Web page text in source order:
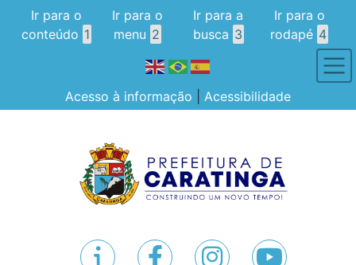
Ir para o
conteúdo 1
Ir para o
menu 2
Ir para a
busca 3
Ir para o
rodapé 4
Acesso à informação Acessibilidade